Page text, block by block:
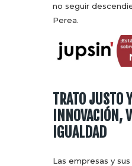
no seguir
Perea.
TRATO JUSTO
INNOVACIÓN,
IGUALDAD
Las empresas y